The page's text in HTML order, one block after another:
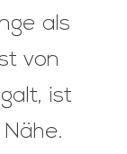
als
von
ist